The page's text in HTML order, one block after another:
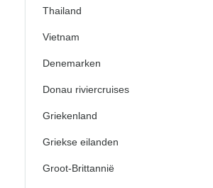
Thailand
Vietnam
Denemarken
Donau riviercruises
Griekenland
Griekse eilanden
Groot-Brittannië